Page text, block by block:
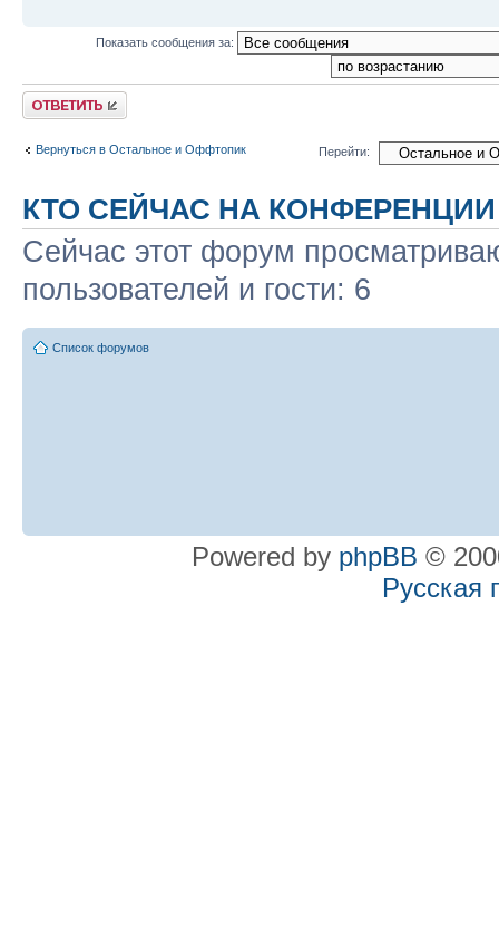
Показать сообщения за:
Ответить
Вернуться в Остальное и Оффтопик Перейти:
КТО СЕЙЧАС НА КОНФЕРЕНЦИИ
Сейчас этот форум
пользователей и гости: 6
Список форумов
Powered by phpBB ©
Русская